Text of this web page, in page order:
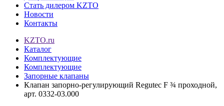
Стать дилером KZTO
Новости
Контакты
KZTO.ru
Каталог
Комплектующие
Комплектующие
Запорные клапаны
Клапан запорно-регулирующий Regutec F ¾ проходной,
арт. 0332-03.000